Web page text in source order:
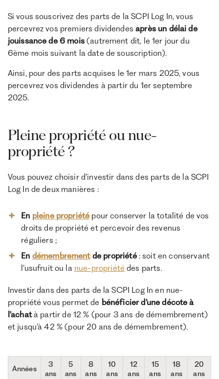
Si vous souscrivez des parts de la SCPI Log In, vous
percevrez vos premiers dividendesaprès un délai de
jouissance de 6 mois(autrement dit, le 1er jour du
6ème mois suivant la date de souscription).
Ainsi, pour des parts acquises le 1er mars 2025, vous
percevrez vos dividendes à partir du 1er septembre
2025.
Pleine propriété ou nue-
propriété ?
Vous pouvez choisir d’investir dans des parts de la SCPI
Log In de deux manières :
En pleine propriété pour conserver la totalité de vos
droits de propriété et percevoir des revenus
réguliers ;
En démembrementde propriété: soit en conservant
l’usufruit ou la nue-propriété des parts.
Investir dans des parts de la SCPI Log In en nue-
propriété vous permet de bénéficier d’une décote à
l’achatà partir de 12 % (pour 3 ans de démembrement)
et jusqu’à 42 % (pour 20 ans de démembrement).
Années
3
ans
5
ans
8
ans
10
ans
12
ans
15
ans
18
ans
20
ans